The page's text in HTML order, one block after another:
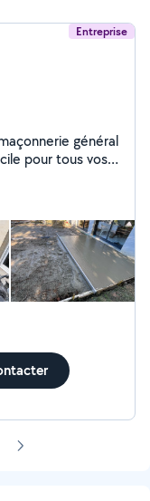
Entreprise
général
pour tous vos
Page